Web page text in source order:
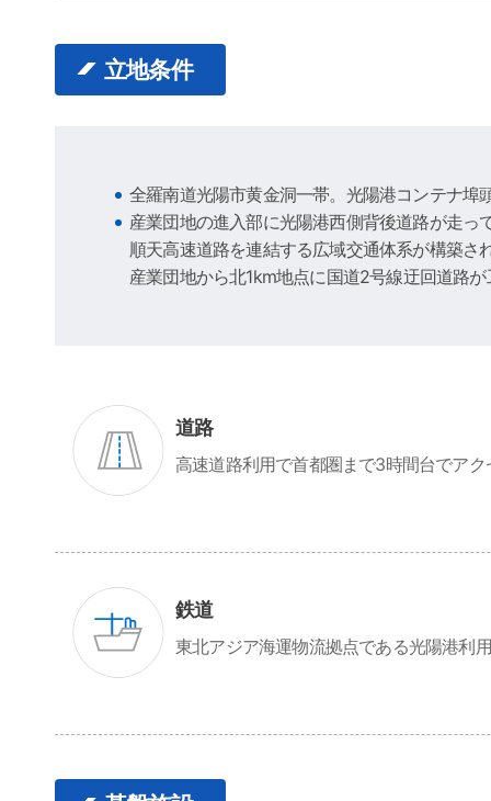
立地条件
全羅南道光陽市黄金洞一帯。光陽港コンテナ
産業団地の進入部に光陽港西側背後道路が走っ
順天高速道路を連結する広域交通体系が構築さ
産業団地から北1km地点に国道2号線迂回道路
道路
高速道路利用で首都圏まで3時間台でアク
鉄道
東北アジア海運物流拠点である光陽港利